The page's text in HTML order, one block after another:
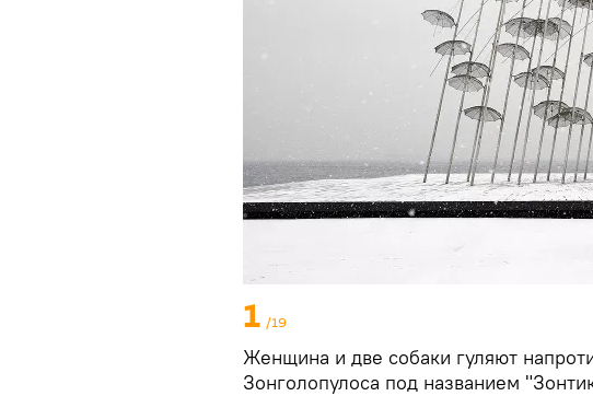
1 /19
Женщина и две собаки гуляют
Зонголопулоса под названием